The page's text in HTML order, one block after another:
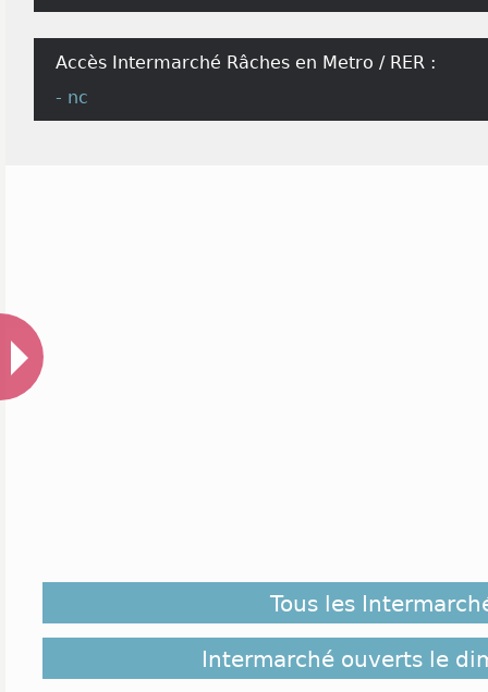
Accès Intermarché Râches en Metro / RER :
- nc
Tous les
Intermarché ouverts le